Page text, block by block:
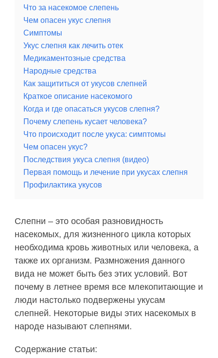
Что за насекомое слепень
Чем опасен укус слепня
Симптомы
Укус слепня как лечить отек
Медикаментозные средства
Народные средства
Как защититься от укусов слепней
Краткое описание насекомого
Когда и где опасаться укусов слепня?
Почему слепень кусает человека?
Что происходит после укуса: симптомы
Чем опасен укус?
Последствия укуса слепня (видео)
Первая помощь и лечение при укусах слепня
Профилактика укусов
Слепни – это особая разновидность
насекомых, для жизненного цикла которых
необходима кровь животных или человека, а
также их организм. Размножения данного
вида не может быть без этих условий. Вот
почему в летнее время все млекопитающие и
люди настолько подвержены укусам
слепней. Некоторые виды этих насекомых в
народе называют слепнями.
Содержание статьи: